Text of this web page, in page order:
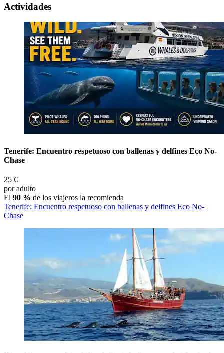
Actividades
Tenerife: Encuentro respetuoso con ballenas y delfines Eco No-
Chase
25 €
por adulto
El 90 % de los viajeros la recomienda
Tenerife: Encuentro respetuoso con ballenas y delfines Eco No-
Chase